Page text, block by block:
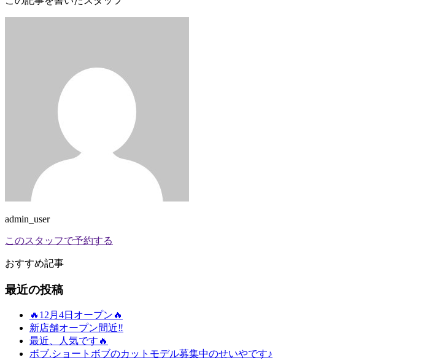
admin_user
このスタッフで予約する
おすすめ記事
最近の投稿
🔥12月4日オープン🔥
新店舗オープン間近‼️
最近、人気です🔥
ボブ.ショートボブのカットモデル募集中のせいやです♪